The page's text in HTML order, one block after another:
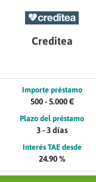
Creditea
Importe préstamo
500 - 5.000 €
Plazo del préstamo
3 - 3 días
Interés TAE desde
24.90 %